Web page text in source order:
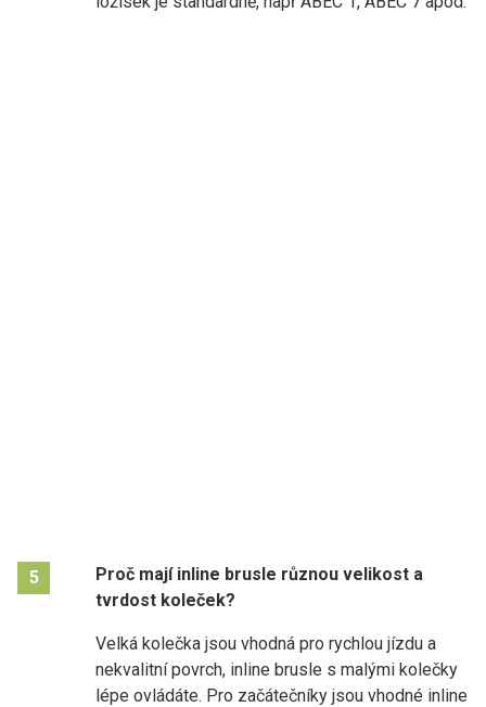
5
Proč mají inline brusle různou velikost a
tvrdost koleček?
Velká kolečka jsou vhodná pro rychlou jízdu a
nekvalitní povrch, inline brusle s malými kolečky
lépe ovládáte. Pro začátečníky jsou vhodné inline